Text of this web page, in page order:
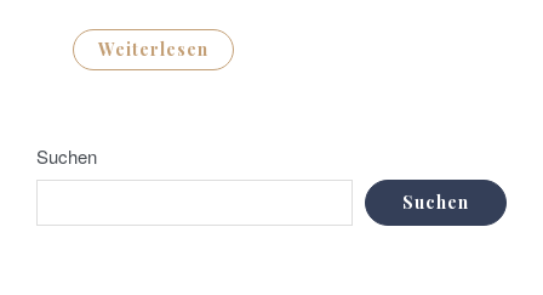
Weiterlesen
Suchen
Suchen